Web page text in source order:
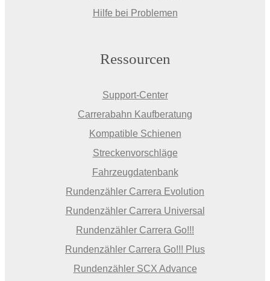
Hilfe bei Problemen
Ressourcen
Support-Center
Carrerabahn Kaufberatung
Kompatible Schienen
Streckenvorschläge
Fahrzeugdatenbank
Rundenzähler Carrera Evolution
Rundenzähler Carrera Universal
Rundenzähler Carrera Go!!!
Rundenzähler Carrera Go!!! Plus
Rundenzähler SCX Advance